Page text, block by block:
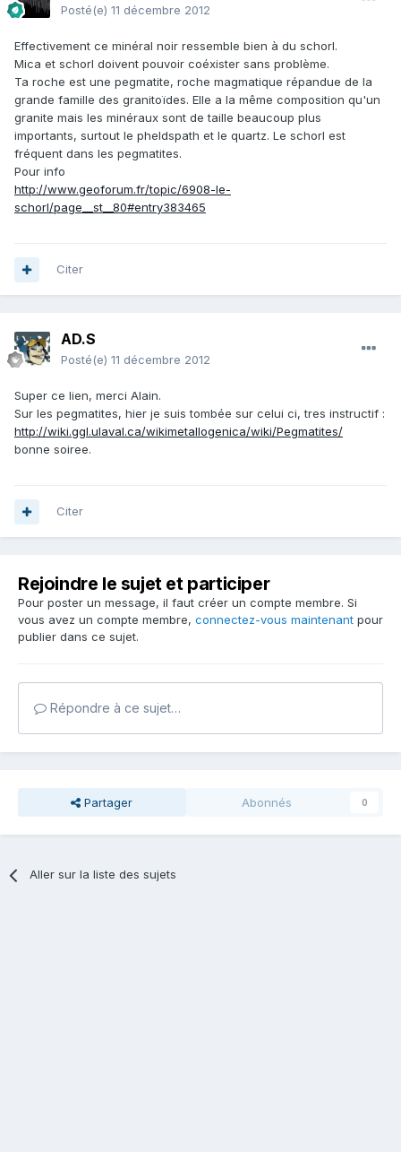
Posté(e) 11 décembre 2012
Effectivement ce minéral noir ressemble bien à du schorl.
Mica et schorl doivent pouvoir coéxister sans problème.
Ta roche est une pegmatite, roche magmatique répandue de la
grande famille des granitoïdes. Elle a la même composition qu'un
granite mais les minéraux sont de taille beaucoup plus
importants, surtout le pheldspath et le quartz. Le schorl est
fréquent dans les pegmatites.
Pour info
http://www.geoforum.fr/topic/6908-le-
schorl/page__st__80#entry383465
Citer
AD.S
Posté(e) 11 décembre 2012
Super ce lien, merci Alain.
Sur les pegmatites, hier je suis tombée sur celui ci, tres instructif :
http://wiki.ggl.ulaval.ca/wikimetallogenica/wiki/Pegmatites/
bonne soiree.
Citer
Rejoindre le sujet et participer
Pour poster un message, il faut créer un compte membre. Si
vous avez un compte membre, connectez-vous maintenant pour
publier dans ce sujet.
Répondre à ce sujet…
Partager Abonnés 0
Aller sur la liste des sujets